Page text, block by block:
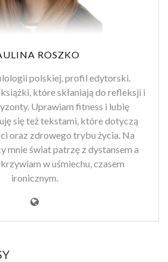
ROSZKO
polskiej, profil edytorski.
które skłaniają do refleksji i
Uprawiam fitness i lubię
się też tekstami, które dotyczą
oraz zdrowego trybu życia. Na
mnie świat patrzę z dystansem a
w uśmiechu, czasem
ironicznym.